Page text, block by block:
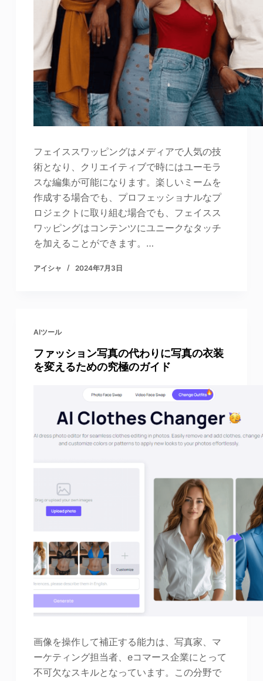
フェイススワッピングはメディアで人気の技
術となり、クリエイティブで時にはユーモラ
スな編集が可能になります。楽しいミームを
作成する場合でも、プロフェッショナルなプ
ロジェクトに取り組む場合でも、フェイスス
ワッピングはコンテンツにユニークなタッチ
を加えることができます。…
アイシャ 2024年7月3日
AIツール
ファッション写真の代わりに写真の衣装
を変えるための究極のガイド
画像を操作して補正する能力は、写真家、マ
ーケティング担当者、eコマース企業にとって
不可欠なスキルとなっています。この分野で